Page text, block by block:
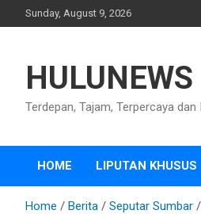
to
Sunday, August 9, 2026
HULUNEWS
Terdepan, Tajam, Terpercaya dan
HOME LIPUTAN KHUSUS
Home Berita Seputar Sumbar